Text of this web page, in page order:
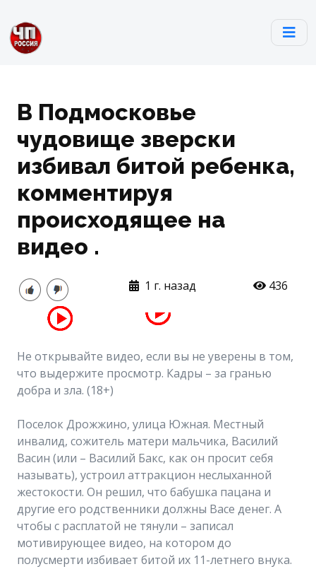
В Подмосковье
чудовище зверски
избивал битой ребенка,
комментируя
происходящее на
видео .
1 г. назад 436
Не открывайте видео, если вы не уверены в том,
что выдержите просмотр. Кадры – за гранью
добра и зла. (18+)
Поселок Дрожжино, улица Южная. Местный
инвалид, сожитель матери мальчика, Василий
Васин (или – Василий Бакс, как он просит себя
называть), устроил аттракцион неслыханной
жестокости. Он решил, что бабушка пацана и
другие его родственники должны Васе денег. А
чтобы с расплатой не тянули – записал
мотивирующее видео, на котором до
полусмерти избивает битой их 11-летнего внука.